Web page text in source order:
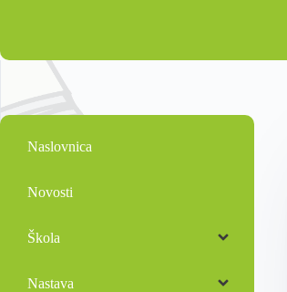
Naslovnica
Novosti
Škola
Nastava